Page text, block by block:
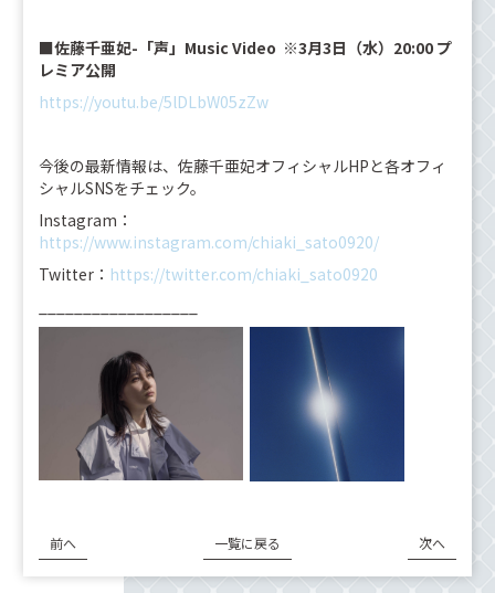
■佐藤千亜妃-「声」Music Video ※3月3日（水）20:00 プ
レミア公開
https://youtu.be/5lDLbW05zZw
今後の最新情報は、佐藤千亜妃オフィシャルHPと各オフィ
シャルSNSをチェック。
Instagram：
https://www.instagram.com/chiaki_sato0920/
Twitter： https://twitter.com/chiaki_sato0920
前へ 一覧に戻る 次へ